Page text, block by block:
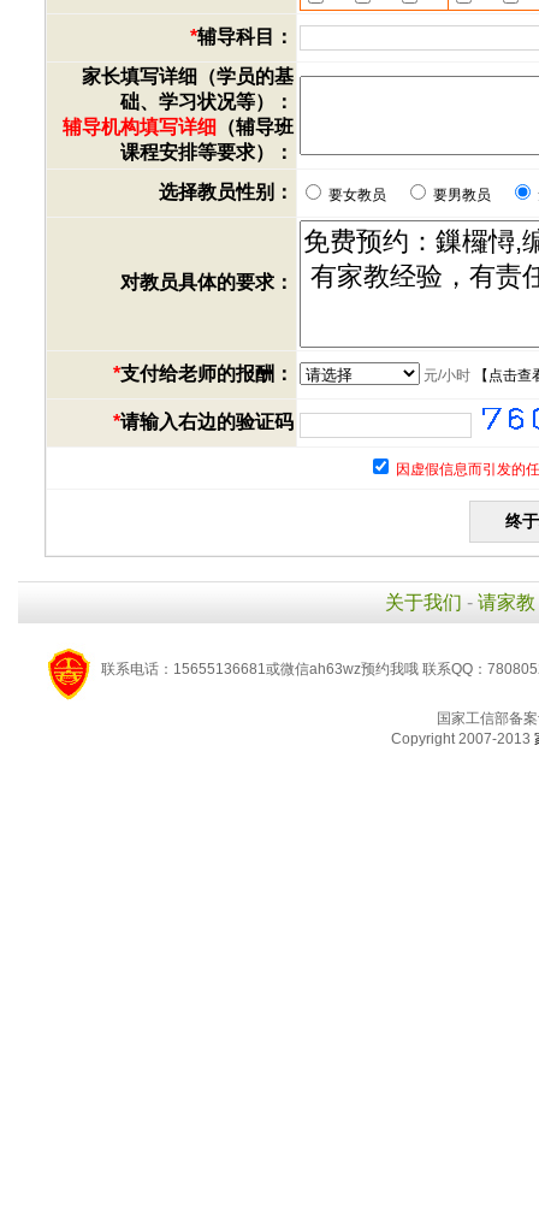
*辅导科目：
家长填写详细（学员的基
础、学习状况等）：
辅导机构填写详细 （辅导班
课程安排等要求）：
选择教员性别：
要女教员 要男教员
对教员具体的要求：
*支付给老师的报酬： 元/小时【 点击查
*请输入右边的验证码
因虚假信息而引发的
关于我们 - 请家教
联系电话：15655136681或微信ah63wz预约我哦 联系QQ：
国家工信部备
Copyright 2007-2013